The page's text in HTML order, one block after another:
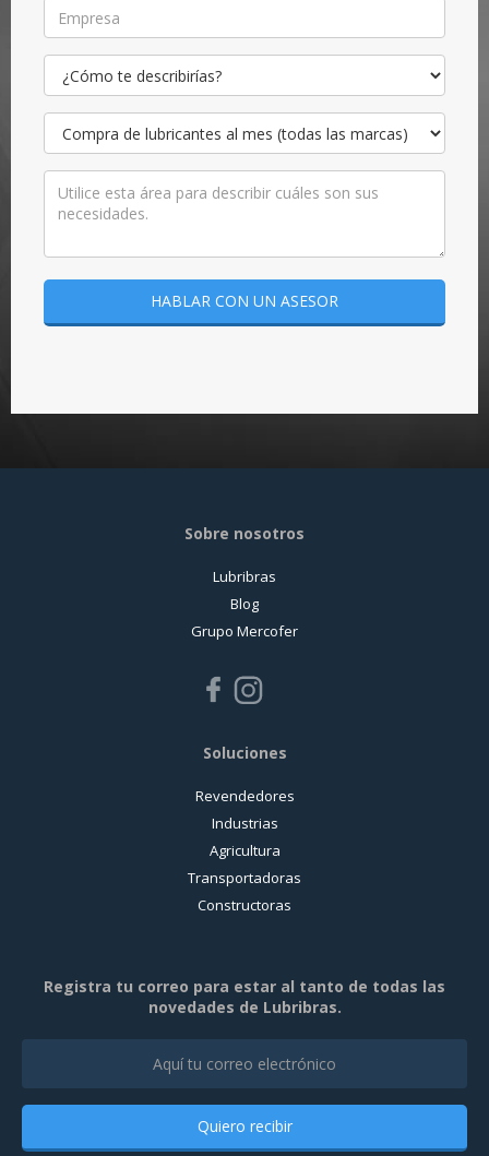
HABLAR CON UN ASESOR
Sobre nosotros
Lubribras
Blog
Grupo Mercofer
Soluciones
Revendedores
Industrias
Agricultura
Transportadoras
Constructoras
Registra tu correo para estar al tanto de todas las
novedades de Lubribras.
Quiero recibir